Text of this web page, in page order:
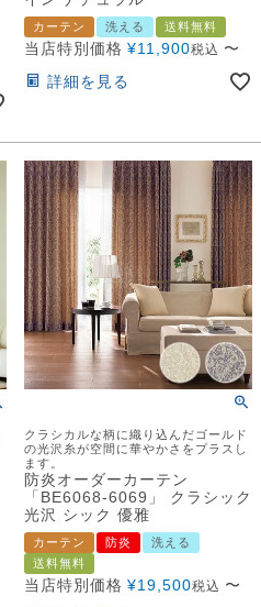
カーテン 洗える 送料無料
当店特別価格 ¥11,900税込 〜
詳細を見る
クラシカルな柄に織り込んだゴールド
の光沢糸が空間に華やかさをプラスし
ます。
防炎オーダーカーテン
「BE6068-6069」 クラシック
光沢 シック 優雅
カーテン 防炎
洗える
送料無料
当店特別価格 ¥19,500税込 〜